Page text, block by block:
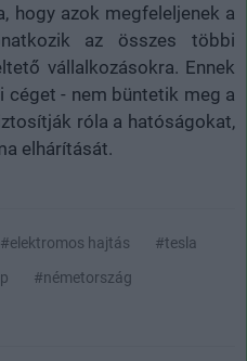
hogy azok megfeleljenek a
az összes többi
vállalkozásokra. Ennek
céget - nem büntetik meg a
róla a hatóságokat,
elhárítását.
#elektromos hajtás
#tesla
#németország